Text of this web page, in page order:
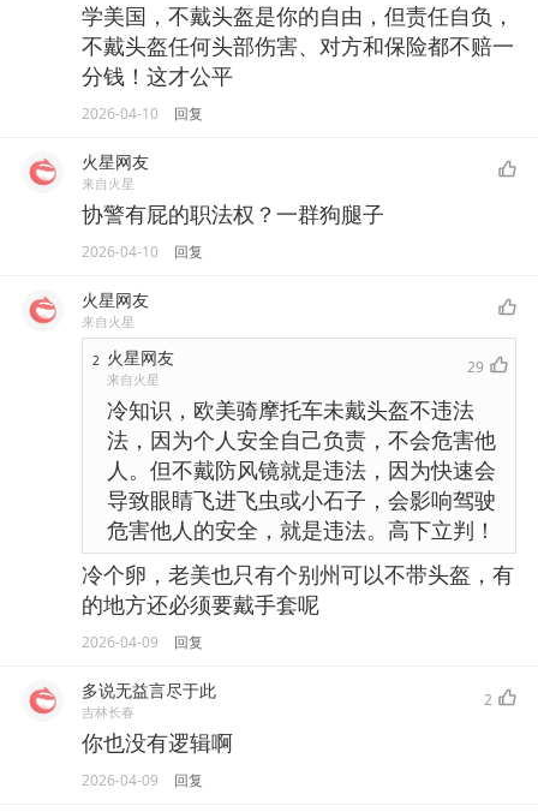
学美国，不戴头盔是你的自由，但责任自负，
不戴头盔任何头部伤害、对方和保险都不赔一
分钱！这才公平
2026-04-10 回复
火星网友
来自火星
协警有屁的职法权？一群狗腿子
2026-04-10 回复
火星网友
来自火星
2 火星网友
来自火星
29
冷知识，欧美骑摩托车未戴头盔不违法
法，因为个人安全自己负责，不会危害他
人。但不戴防风镜就是违法，因为快速会
导致眼睛飞进飞虫或小石子，会影响驾驶
危害他人的安全，就是违法。高下立判！
冷个卵，老美也只有个别州可以不带头盔，有
的地方还必须要戴手套呢
2026-04-09 回复
多说无益言尽于此
吉林长春
2
你也没有逻辑啊
2026-04-09 回复